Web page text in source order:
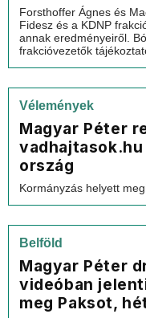
Forsthoffer Ágnes és
Fidesz és a KDNP
annak eredményeiről.
frakcióvezetők
Vélemények
Magyar Péter
ország
Kormányzás helyett
Belföld
Magyar Péter
videóban
meg Paksot,